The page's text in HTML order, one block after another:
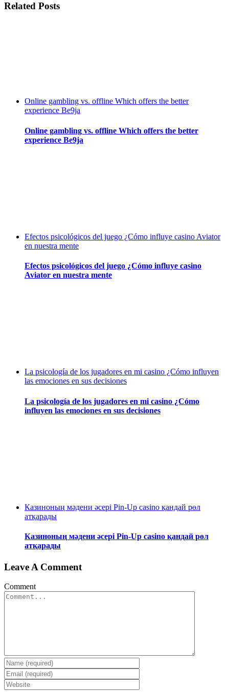
Related Posts
Online gambling vs. offline Which offers the better
experience Be9ja
Online gambling vs. offline Which offers the better
experience Be9ja
Efectos psicológicos del juego ¿Cómo influye casino Aviator
en nuestra mente
Efectos psicológicos del juego ¿Cómo influye casino
Aviator en nuestra mente
La psicología de los jugadores en mi casino ¿Cómo influyen
las emociones en sus decisiones
La psicología de los jugadores en mi casino ¿Cómo
influyen las emociones en sus decisiones
Казиноның мәдени әсері Pin-Up casino қандай рөл
атқарады
Казиноның мәдени әсері Pin-Up casino қандай рөл
атқарады
Leave A Comment
Comment